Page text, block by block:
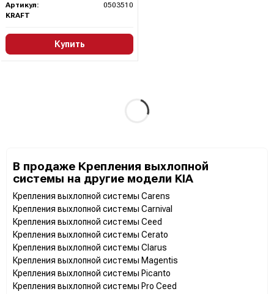
Артикул:
0503510
KRAFT
Купить
В продаже Крепления выхлопной
системы на другие модели KIA
Крепления выхлопной системы Carens
Крепления выхлопной системы Carnival
Крепления выхлопной системы Ceed
Крепления выхлопной системы Cerato
Крепления выхлопной системы Clarus
Крепления выхлопной системы Magentis
Крепления выхлопной системы Picanto
Крепления выхлопной системы Pro Ceed